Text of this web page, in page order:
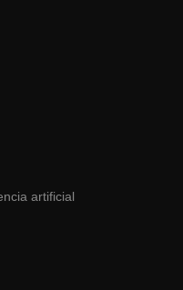
artificial